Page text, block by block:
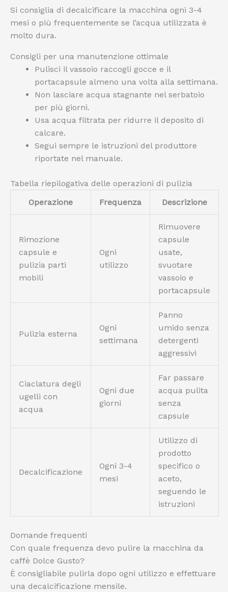
Si consiglia di decalcificare la macchina ogni 3-4
mesi o più frequentemente se l’acqua utilizzata è
molto dura.
Consigli per una manutenzione ottimale
Pulisci il vassoio raccogli gocce e il
portacapsule almeno una volta alla settimana.
Non lasciare acqua stagnante nel serbatoio
per più giorni.
Usa acqua filtrata per ridurre il deposito di
calcare.
Segui sempre le istruzioni del produttore
riportate nel manuale.
Tabella riepilogativa delle operazioni di pulizia
Operazione
Frequenza Descrizione
Rimozione
capsule e
pulizia parti
mobili
Ogni
utilizzo
Rimuovere
capsule
usate,
svuotare
vassoio e
portacapsule
Pulizia esterna
Ogni
settimana
Panno
umido senza
detergenti
aggressivi
Ciaclatura degli
ugelli con
acqua
Ogni due
giorni
Far passare
acqua pulita
senza
capsule
Decalcificazione
Ogni 3-4
mesi
Utilizzo di
prodotto
specifico o
aceto,
seguendo le
istruzioni
Domande frequenti
Con quale frequenza devo pulire la macchina da
caffè Dolce Gusto?
È consigliabile pulirla dopo ogni utilizzo e effettuare
una decalcificazione mensile.